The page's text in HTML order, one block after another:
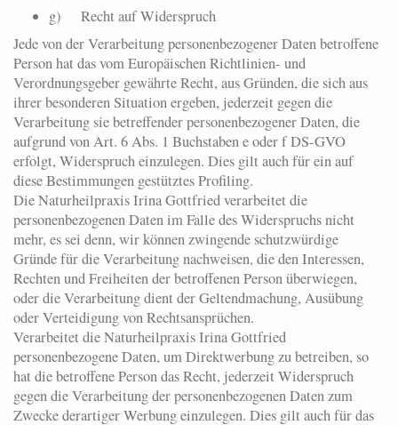
g) Recht auf Widerspruch
Jede von der Verarbeitung personenbezogener Daten betroffene
Person hat das vom Europäischen Richtlinien- und
Verordnungsgeber gewährte Recht, aus Gründen, die sich aus
ihrer besonderen Situation ergeben, jederzeit gegen die
Verarbeitung sie betreffender personenbezogener Daten, die
aufgrund von Art. 6 Abs. 1 Buchstaben e oder f DS-GVO
erfolgt, Widerspruch einzulegen. Dies gilt auch für ein auf
diese Bestimmungen gestütztes Profiling.
Die Naturheilpraxis Irina Gottfried verarbeitet die
personenbezogenen Daten im Falle des Widerspruchs nicht
mehr, es sei denn, wir können zwingende schutzwürdige
Gründe für die Verarbeitung nachweisen, die den Interessen,
Rechten und Freiheiten der betroffenen Person überwiegen,
oder die Verarbeitung dient der Geltendmachung, Ausübung
oder Verteidigung von Rechtsansprüchen.
Verarbeitet die Naturheilpraxis Irina Gottfried
personenbezogene Daten, um Direktwerbung zu betreiben, so
hat die betroffene Person das Recht, jederzeit Widerspruch
gegen die Verarbeitung der personenbezogenen Daten zum
Zwecke derartiger Werbung einzulegen. Dies gilt auch für das